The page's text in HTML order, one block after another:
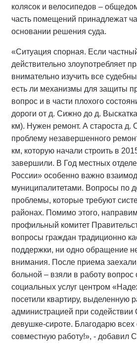
колясок и велосипедов –
часть помещений принадлежат
основании решения суда.
«Ситуация спорная. Если
действительно злоупотребляет
внимательно изучить все
есть ли механизмы для защиты
вопрос и в части плохого
дороги от д. Сижно до д.
км). Нужен ремонт. А староста д.
проблему незавершенного
км, которую начали строить в
завершили. В Год местных
России» особенно важно
муниципалитетами. Вопросы по
проблемы, которые требуют
районах. Помимо этого,
профильный комитет
вопросы граждан традиционно
поддержки, ни одно обращение
внимания. После приема
больной – взяли в работу вопрос
социальных услуг центром
посетили квартиру, выделенную
администрацией при
девушке-сироте. Благодарю всех
совместную работу!», - добавил